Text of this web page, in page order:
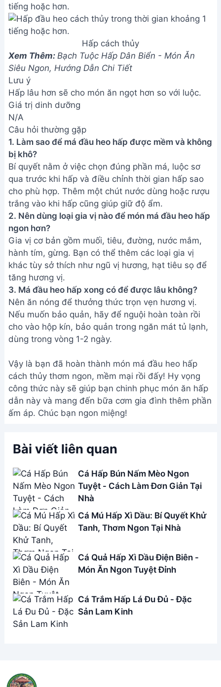
tiếng hoặc hơn.
Hấp cách thủy
Xem Thêm: Bạch Tuộc Hấp Dân Biển - Món Ăn
Siêu Ngon, Hướng Dẫn Chi Tiết
Lưu ý
Hấp lâu hơn sẽ cho món ăn ngọt hơn so với luộc.
Giá trị dinh dưỡng
N/A
Câu hỏi thường gặp
1. Làm sao để má đầu heo hấp được mềm và không
bị khô?
Bí quyết nằm ở việc chọn đúng phần má, luộc sơ
qua trước khi hấp và điều chỉnh thời gian hấp sao
cho phù hợp. Thêm một chút nước dùng hoặc rượu
trắng vào khi hấp cũng giúp giữ độ ẩm.
2. Nên dùng loại gia vị nào để món má đầu heo hấp
ngon hơn?
Gia vị cơ bản gồm muối, tiêu, đường, nước mắm,
hành tím, gừng. Bạn có thể thêm các loại gia vị
khác tùy sở thích như ngũ vị hương, hạt tiêu sọ để
tăng hương vị.
3. Má đầu heo hấp xong có để được lâu không?
Nên ăn nóng để thưởng thức trọn vẹn hương vị.
Nếu muốn bảo quản, hãy để nguội hoàn toàn rồi
cho vào hộp kín, bảo quản trong ngăn mát tủ lạnh,
dùng trong vòng 1-2 ngày.
Vậy là bạn đã hoàn thành món má đầu heo hấp
cách thủy thơm ngon, mềm mại rồi đấy! Hy vọng
công thức này sẽ giúp bạn chinh phục món ăn hấp
dẫn này và mang đến bữa cơm gia đình thêm phần
ấm áp. Chúc bạn ngon miệng!
Bài viết liên quan
Cá Hấp Bún Nấm Mèo Ngon
Tuyệt - Cách Làm Đơn Giản Tại
Nhà
Cá Mú Hấp Xì Dầu: Bí Quyết Khử
Tanh, Thơm Ngon Tại Nhà
Cá Quả Hấp Xì Dầu Điện Biên -
Món Ăn Ngon Tuyệt Đỉnh
Cá Trắm Hấp Lá Đu Đủ - Đặc
Sản Lam Kinh